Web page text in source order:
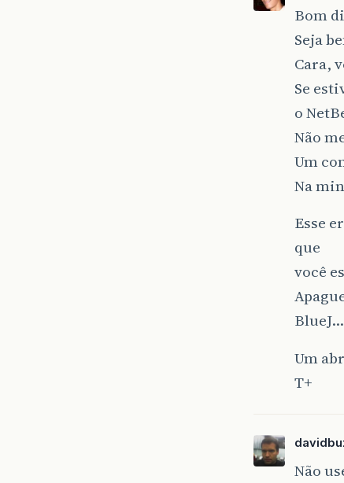
Bom
Seja
Cara,
Se
o
Não
Um
Na
Esse
que
você
BlueJ…
Um
T+
Não